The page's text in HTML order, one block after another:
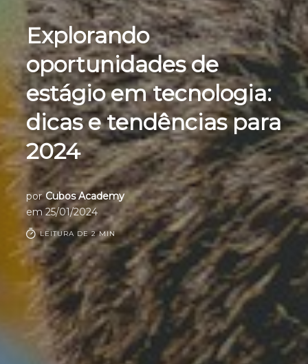
Explorando
oportunidades de
estágio em tecnologia:
dicas e tendências para
2024
por Cubos Academy
em25/01/2024
LEITURA DE 2 MIN